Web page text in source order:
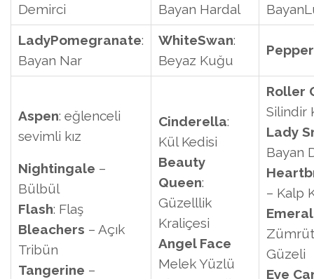
Demirci
Bayan Hardal
LadyPomegranate:
Bayan Nar
WhiteSwan:
Beyaz Kuğu
Pepper
Aspen: eğlenceli
sevimli kız
Nightingale –
Bülbül
Flash: Flaş
Bleachers – Açık
Tribün
Tangerine –
Cinderella:
Kül Kedisi
Beauty
Queen:
Güzelllik
Kraliçesi
Angel Face
Melek Yüzlü
Roller
Silindir
Lady
Bayan
– Kalp
Zümrüt
Güzeli
Eye